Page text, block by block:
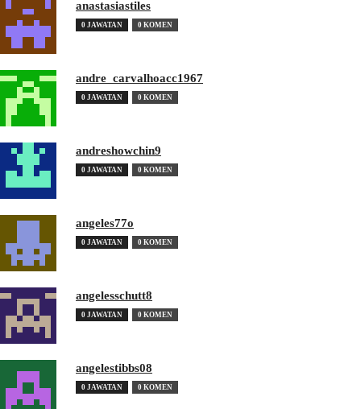
anastasiastiles
0 JAWATAN 0 KOMEN
andre_carvalhoacc1967
0 JAWATAN 0 KOMEN
andreshowchin9
0 JAWATAN 0 KOMEN
angeles77o
0 JAWATAN 0 KOMEN
angelesschutt8
0 JAWATAN 0 KOMEN
angelestibbs08
0 JAWATAN 0 KOMEN